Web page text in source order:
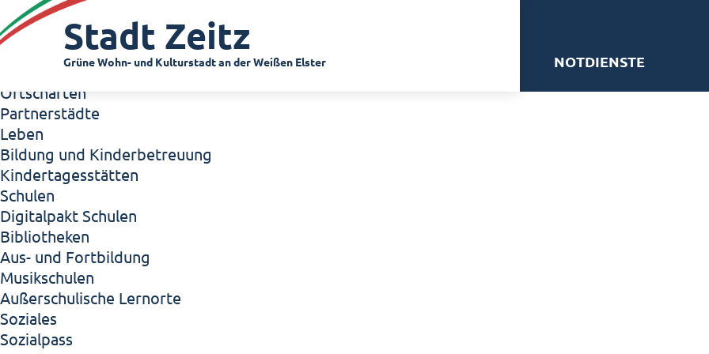
Zeitz - Die Kleinstadt
Willkommen in Zeitz!
Interview mit Oberbürgermeister Christian Thieme
Zeitz - Stadt der Zukunft
Ortschaften
Partnerstädte
Leben
Bildung und Kinderbetreuung
Kindertagesstätten
Schulen
Digitalpakt Schulen
Bibliotheken
Aus- und Fortbildung
Musikschulen
Außerschulische Lernorte
Soziales
Sozialpass
Stadt Zeitz
Grüne Wohn- und Kulturstadt an der Weißen Elster NOTDIENSTE